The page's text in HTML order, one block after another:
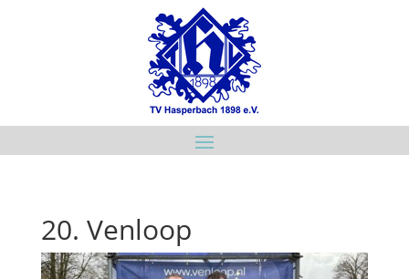
20. Venloop